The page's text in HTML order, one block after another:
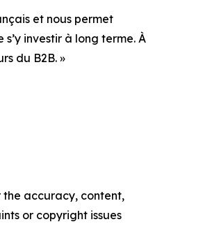
et nous permet
investir à long terme. À
du B2B. »
the accuracy, content,
or copyright issues